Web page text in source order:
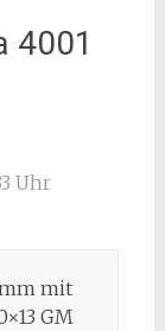
4001
Uhr
mit
GM